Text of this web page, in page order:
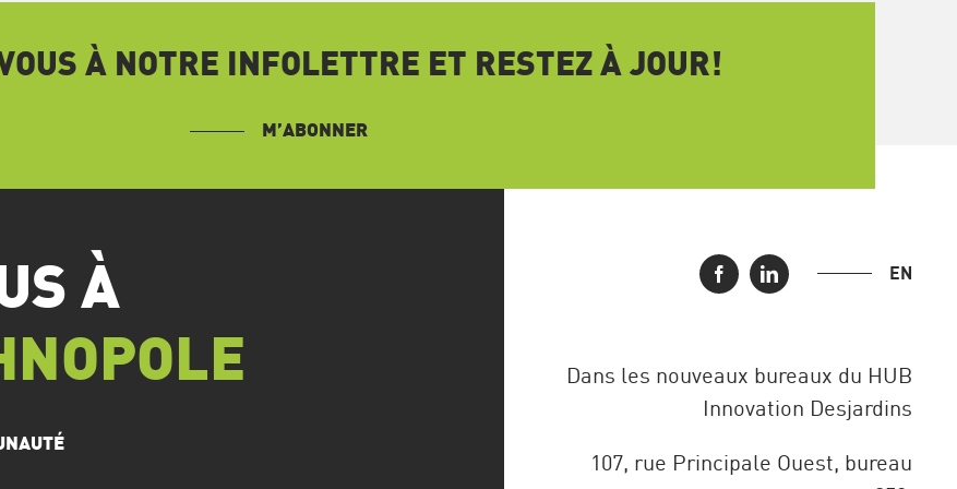
À NOTRE INFOLETTRE ET RESTEZ À JOUR!
M’ABONNER
À
EN
Dans les nouveaux bureaux du HUB
Innovation Desjardins
107, rue Principale Ouest, bureau